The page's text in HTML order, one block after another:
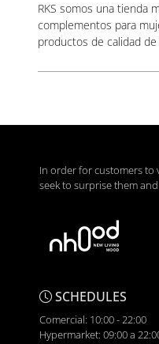
RKS somos una tienda
complementos para
productos de calidad
In order for customers to
seek to surprise them
SCHEDULES
Comercial: 10:00 - 22:00
Hypermarket: 09:00 a